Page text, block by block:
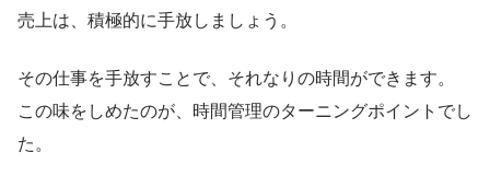
売上は、積極的に手放しましょう。
その仕事を手放すことで、それなりの時間ができます。
この味をしめたのが、時間管理のターニングポイントでし
た。